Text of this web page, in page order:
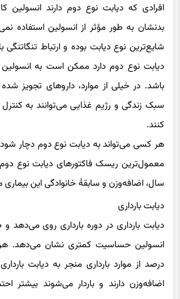
افرادی که دیابت نوع دوم دارند انسولین
بدنشان به طور مؤثر از انسولین استفاده
شایع‌ترین نوع دیابت بوده و ارتباط
دیابت نوع دوم دارد ممکن است به انسولین
باشد. در خیلی از موارد، داروهای تجویز شده
سبک زندگی و رژیم غذایی می‌توانند به
کنند.
هر کسی می‌تواند به دیابت نوع دوم دچار
سال، اضافه‌وزن و سابقهٔ خانوادگی این
دیابت بارداری
دیابت بارداری در دوره بارداری روی
درصد از موارد بارداری منجر به دیابت
اضافه‌وزن دارند و باردار می‌شوند بیشتر